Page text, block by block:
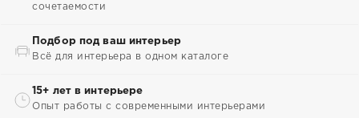
сочетаемости
Подбор под ваш интерьер
Всё для интерьера в одном каталоге
15+ лет в интерьере
Опыт работы с современными интерьерами